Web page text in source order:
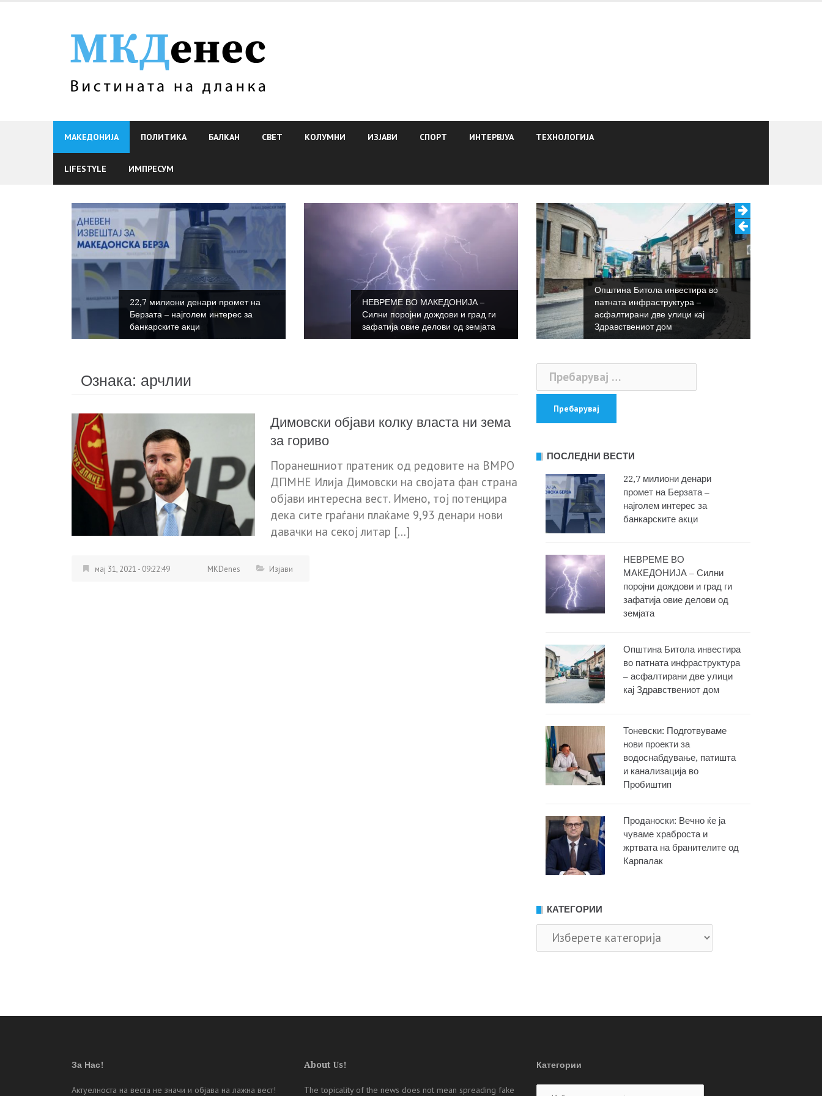
МАКЕДОНИЈА ПОЛИТИКА БАЛКАН СВЕТ КОЛУМНИ ИЗЈАВИ СПОРТ ИНТЕРВЈУА ТЕХНОЛОГИЈА
LIFESTYLE ИМПРЕСУМ
22,7 милиони денари промет на
Берзата – најголем интерес за
банкарските акци
НЕВРЕМЕ ВО МАКЕДОНИЈА –
Силни поројни дождови и град ги
зафатија овие делови од земјата
Општина Битола инвестира во
патната инфраструктура –
асфалтирани две улици кај
Здравствениот дом
Ознака: арчлии
Димовски објави колку власта ни зема
за гориво
Поранешниот пратеник од редовите на ВМРО
ДПМНЕ Илија Димовски на својата фан страна
објави интересна вест. Имено, тој потенцира
дека сите граѓани плаќаме 9,93 денари нови
давачки на секој литар […]
мај 31, 2021 - 09:22:49 MKDenes Изјави
Пребарувај
за:
ПОСЛЕДНИ ВЕСТИ
22,7 милиони денари
промет на Берзата –
најголем интерес за
банкарските акци
НЕВРЕМЕ ВО
МАКЕДОНИЈА – Силни
поројни дождови и град ги
зафатија овие делови од
земјата
Општина Битола инвестира
во патната инфраструктура
– асфалтирани две улици
кај Здравствениот дом
Тоневски: Подготвуваме
нови проекти за
водоснабдување, патишта
и канализација во
Пробиштип
Проданоски: Вечно ќе ја
чуваме храброста и
жртвата на бранителите од
Карпалак
КАТЕГОРИИ
Категории
За Нас!
Актуелноста на веста не значи и објава на лажна вест!
About Us!
The topicality of the news does not mean spreading fake
Категории